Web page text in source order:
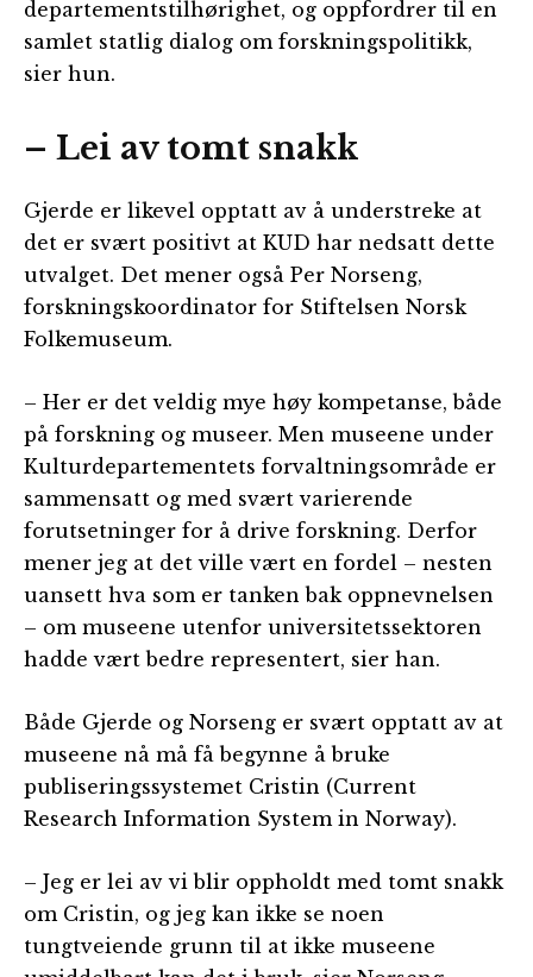
departementstilhørighet, og oppfordrer til en
samlet statlig dialog om forskningspolitikk,
sier hun.
– Lei av tomt snakk
Gjerde er likevel opptatt av å understreke at
det er svært positivt at KUD har nedsatt dette
utvalget. Det mener også Per Norseng,
forskningskoordinator for Stiftelsen Norsk
Folkemuseum.
– Her er det veldig mye høy kompetanse, både
på forskning og museer. Men museene under
Kulturdepartementets forvaltningsområde er
sammensatt og med svært varierende
forutsetninger for å drive forskning. Derfor
mener jeg at det ville vært en fordel – nesten
uansett hva som er tanken bak oppnevnelsen
– om museene utenfor universitetssektoren
hadde vært bedre representert, sier han.
Både Gjerde og Norseng er svært opptatt av at
museene nå må få begynne å bruke
publiseringssystemet Cristin (Current
Research Information System in Norway).
– Jeg er lei av vi blir oppholdt med tomt snakk
om Cristin, og jeg kan ikke se noen
tungtveiende grunn til at ikke museene